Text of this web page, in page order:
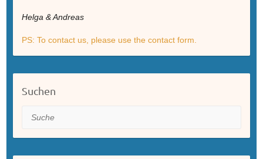
Helga & Andreas
PS: To contact us, please use the contact form.
Suchen
Suche